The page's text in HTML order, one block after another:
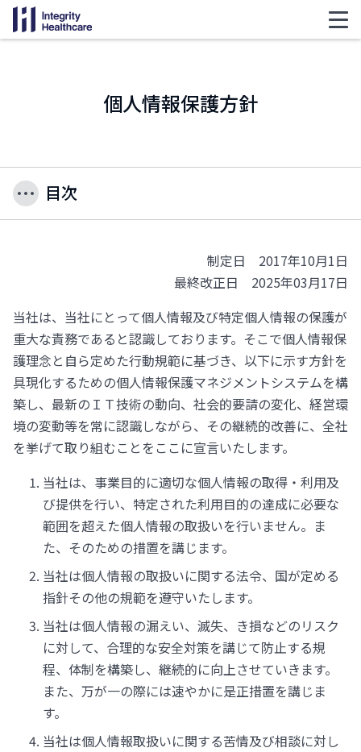
個人情報保護方針
目次
制定日 2017年10月1日
最終改正日 2025年03月17日
当社は、当社にとって個人情報及び特定個人情報の保護が
重大な責務であると認識しております。そこで個人情報保
護理念と自ら定めた行動規範に基づき、以下に示す方針を
具現化するための個人情報保護マネジメントシステムを構
築し、最新のＩＴ技術の動向、社会的要請の変化、経営環
境の変動等を常に認識しながら、その継続的改善に、全社
を挙げて取り組むことをここに宣言いたします。
当社は、事業目的に適切な個人情報の取得・利用及
び提供を行い、特定された利用目的の達成に必要な
範囲を超えた個人情報の取扱いを行いません。ま
た、そのための措置を講じます。
当社は個人情報の取扱いに関する法令、国が定める
指針その他の規範を遵守いたします。
当社は個人情報の漏えい、滅失、き損などのリスク
に対して、合理的な安全対策を講じて防止する規
程、体制を構築し、継続的に向上させていきます。
また、万が一の際には速やかに是正措置を講じま
す。
当社は個人情報取扱いに関する苦情及び相談に対し